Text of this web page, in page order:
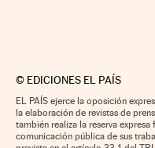
© EDICIONES EL PAÍS
EL PAÍS ejerce la oposición
la elaboración de revistas de
también realiza la reserva
comunicación pública de sus